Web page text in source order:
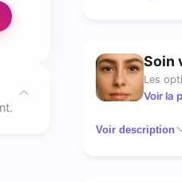
Soin
Les
Voir la
Voir description